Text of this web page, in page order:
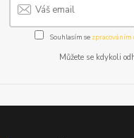
Souhlasím se zpracováním
Můžete se kdykoli